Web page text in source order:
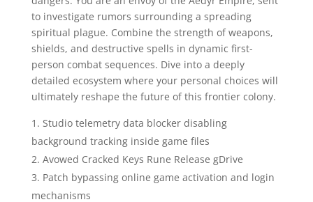
to investigate rumors surrounding a spreading
spiritual plague. Combine the strength of weapons,
shields, and destructive spells in dynamic first-
person combat sequences. Dive into a deeply
detailed ecosystem where your personal choices will
ultimately reshape the future of this frontier colony.
Studio telemetry data blocker disabling
background tracking inside game files
Avowed Cracked Keys Rune Release gDrive
Patch bypassing online game activation and login
mechanisms